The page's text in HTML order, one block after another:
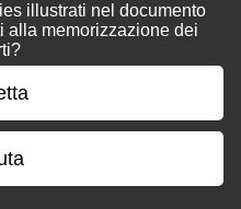
illustrati nel documento
alla memorizzazione dei